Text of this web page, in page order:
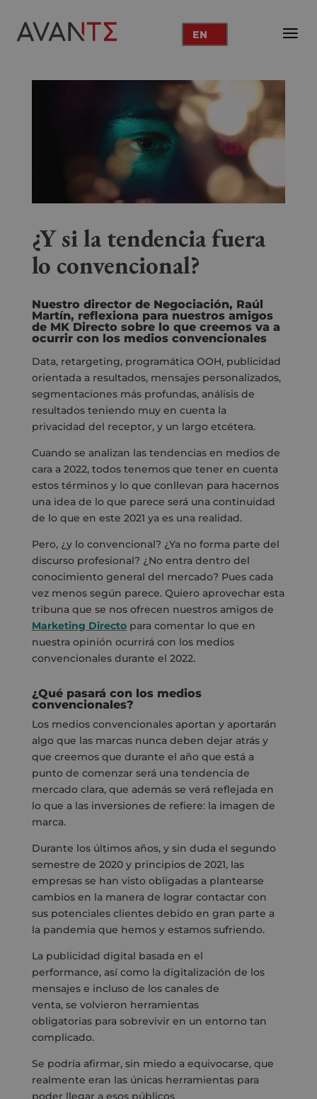
EN
¿Y si la tendencia fuera
lo convencional?
Nuestro director de Negociación, Raúl
Martín, reflexiona para nuestros amigos
de MK Directo sobre lo que creemos va a
ocurrir con los medios convencionales
Data, retargeting, programática OOH, publicidad
orientada a resultados, mensajes personalizados,
segmentaciones más profundas, análisis de
resultados teniendo muy en cuenta la
privacidad del receptor, y un largo etcétera.
Cuando se analizan las tendencias en medios de
cara a 2022, todos tenemos que tener en cuenta
estos términos y lo que conllevan para hacernos
una idea de lo que parece será una continuidad
de lo que en este 2021 ya es una realidad.
Pero, ¿y lo convencional? ¿Ya no forma parte del
discurso profesional? ¿No entra dentro del
conocimiento general del mercado? Pues cada
vez menos según parece. Quiero aprovechar esta
tribuna que se nos ofrecen nuestros amigos de
Marketing Directopara comentar lo que en
nuestra opinión ocurrirá con los medios
convencionales durante el 2022.
¿Qué pasará con los medios
convencionales?
Los medios convencionales aportan y aportarán
algo que las marcas nunca deben dejar atrás y
que creemos que durante el año que está a
punto de comenzar será una tendencia de
mercado clara, que además se verá reflejada en
lo que a las inversiones de refiere: la imagen de
marca.
Durante los últimos años, y sin duda el segundo
semestre de 2020 y principios de 2021,las
empresas se han visto obligadas a plantearse
cambios en la manera de lograr contactar con
sus potenciales clientesdebido en gran parte a
la pandemia que hemos y estamos sufriendo.
La publicidad digital basada en el
performance, así como la digitalización de los
mensajes e incluso de los canales de
venta,se volvieron herramientas
obligatorias para sobrevivir en un entorno tan
complicado.
Se podría afirmar,sin miedo a equivocarse,que
realmente eran las únicas herramientas para